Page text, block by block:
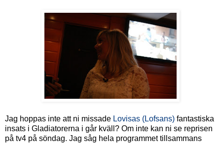
Jag hoppas inte att ni missade Lovisas (Lofsans) fantastiska
insats i Gladiatorerna i går kväll? Om inte kan ni se reprisen
på tv4 på söndag. Jag såg hela programmet tillsammans